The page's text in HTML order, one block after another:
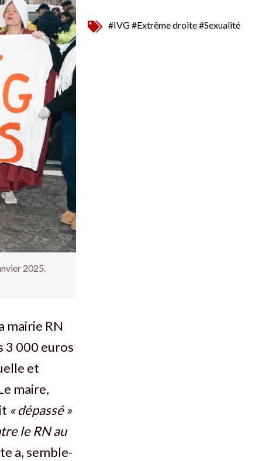
2025.
mairie RN
3 000 euros
et
maire,
« dépassé »
le RN au
a, semble-
#IVG#Extrême droite#Sexualité